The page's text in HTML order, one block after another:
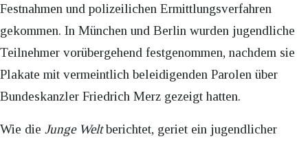
Festnahmen und polizeilichen Ermittlungsverfahren
gekommen. In München und Berlin wurden jugendliche
Teilnehmer vorübergehend festgenommen, nachdem sie
Plakate mit vermeintlich beleidigenden Parolen über
Bundeskanzler Friedrich Merz gezeigt hatten.
Wie die Junge Weltberichtet, geriet ein jugendlicher